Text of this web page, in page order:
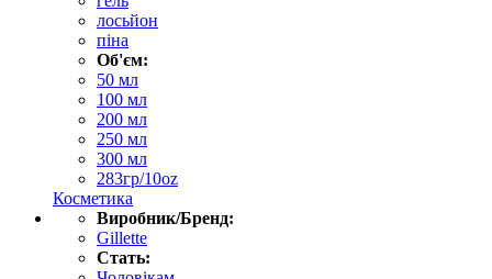
лосьйон
піна
Об'єм:
50 мл
100 мл
200 мл
250 мл
300 мл
283гр/10oz
Косметика
Виробник/Бренд:
Gillette
Стать: